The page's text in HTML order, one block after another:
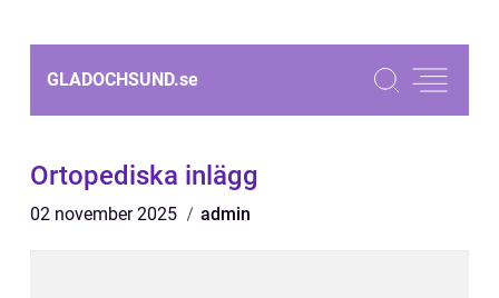
GLADOCHSUND.se
Ortopediska inlägg
02 november 2025 admin